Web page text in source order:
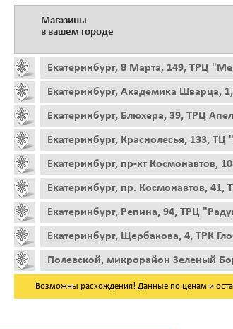
Магазины
в вашем городе
Екатеринбург, 8 Марта, 149, ТРЦ
Екатеринбург, Академика Шварца,
Екатеринбург, Блюхера, 39, ТРЦ
Екатеринбург, Краснолесья, 133,
Екатеринбург, пр-кт Космонавтов,
Екатеринбург, пр. Космонавтов,
Екатеринбург, Репина, 94, ТРЦ
Екатеринбург, Щербакова, 4, ТРК
Полевской, микрорайон Зеленый
Возможны расхождения! Данные по ценам и